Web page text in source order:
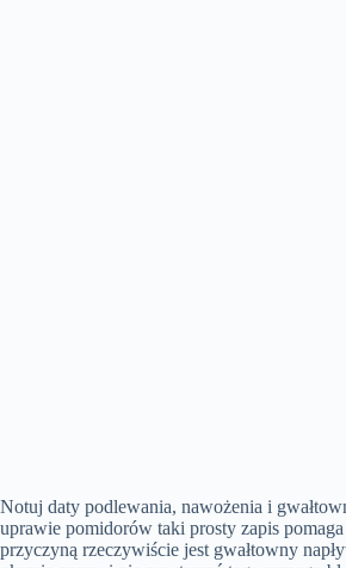
Notuj daty podlewania, nawożenia i
uprawie pomidorów taki prosty zapis
przyczyną rzeczywiście jest gwałtowny